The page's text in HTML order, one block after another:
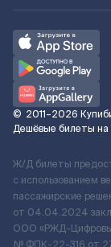
© 2011–2026
Дешёвые билеты на
Ж/Д билеты
с использованием
пассажирские
от 04.04.2024
ООО «РЖД-